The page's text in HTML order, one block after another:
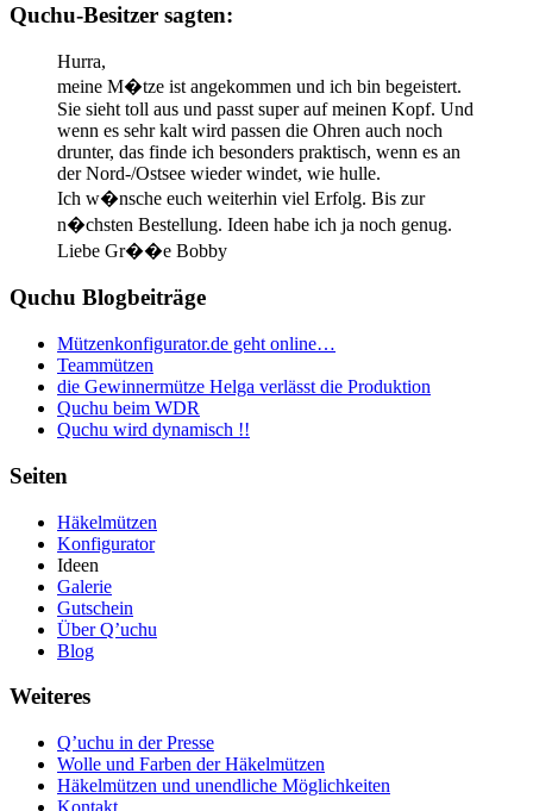
Quchu-Besitzer sagten:
Hurra,
meine M�tze ist angekommen und ich bin begeistert.
Sie sieht toll aus und passt super auf meinen Kopf. Und
wenn es sehr kalt wird passen die Ohren auch noch
drunter, das finde ich besonders praktisch, wenn es an
der Nord-/Ostsee wieder windet, wie hulle.
Ich w�nsche euch weiterhin viel Erfolg. Bis zur
n�chsten Bestellung. Ideen habe ich ja noch genug.
Liebe Gr��e Bobby
Quchu Blogbeiträge
Mützenkonfigurator.de geht online…
Teammützen
die Gewinnermütze Helga verlässt die Produktion
Quchu beim WDR
Quchu wird dynamisch !!
Seiten
Häkelmützen
Konfigurator
Ideen
Galerie
Gutschein
Über Q’uchu
Blog
Weiteres
Q’uchu in der Presse
Wolle und Farben der Häkelmützen
Häkelmützen und unendliche Möglichkeiten
Kontakt